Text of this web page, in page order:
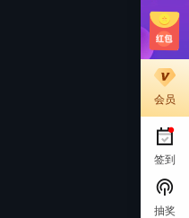
会员
签到
抽奖